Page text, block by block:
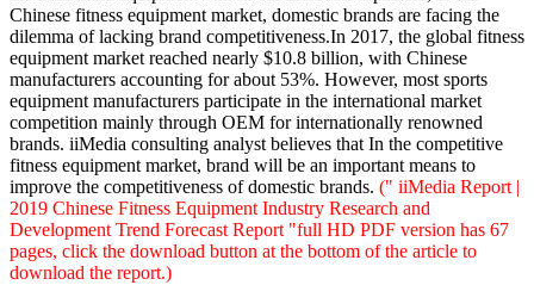
Chinese fitness equipment market, domestic brands are facing the
dilemma of lacking brand competitiveness.In 2017, the global fitness
equipment market reached nearly $10.8 billion, with Chinese
manufacturers accounting for about 53%. However, most sports
equipment manufacturers participate in the international market
competition mainly through OEM for internationally renowned
brands. iiMedia consulting analyst believes that In the competitive
fitness equipment market, brand will be an important means to
improve the competitiveness of domestic brands. (" iiMedia Report |
2019 Chinese Fitness Equipment Industry Research and
Development Trend Forecast Report "full HD PDF version has 67
pages, click the download button at the bottom of the article to
download the report.)